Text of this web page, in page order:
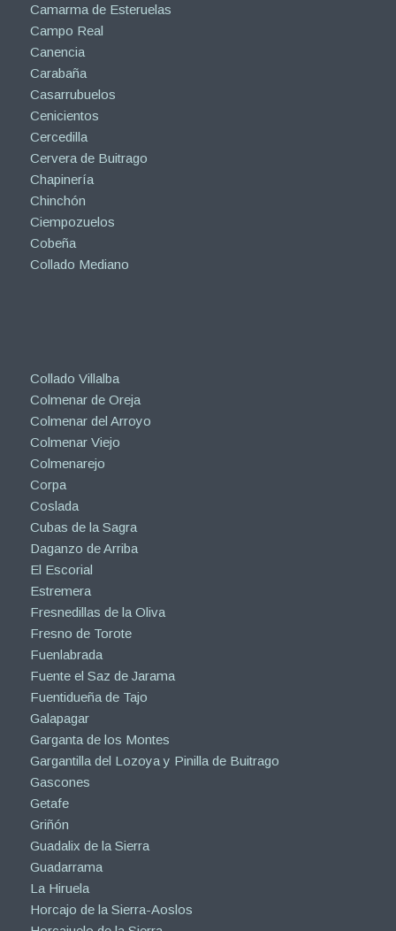
Camarma de Esteruelas
Campo Real
Canencia
Carabaña
Casarrubuelos
Cenicientos
Cercedilla
Cervera de Buitrago
Chapinería
Chinchón
Ciempozuelos
Cobeña
Collado Mediano
Collado Villalba
Colmenar de Oreja
Colmenar del Arroyo
Colmenar Viejo
Colmenarejo
Corpa
Coslada
Cubas de la Sagra
Daganzo de Arriba
El Escorial
Estremera
Fresnedillas de la Oliva
Fresno de Torote
Fuenlabrada
Fuente el Saz de Jarama
Fuentidueña de Tajo
Galapagar
Garganta de los Montes
Gargantilla del Lozoya y Pinilla de Buitrago
Gascones
Getafe
Griñón
Guadalix de la Sierra
Guadarrama
La Hiruela
Horcajo de la Sierra-Aoslos